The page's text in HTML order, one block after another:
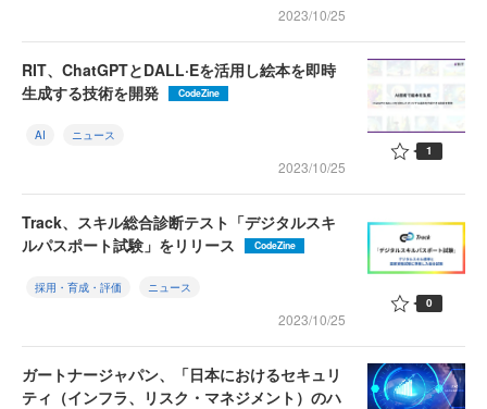
2023/10/25
RIT、ChatGPTとDALL·Eを活用し絵本を即時
生成する技術を開発
CodeZine
AI ニュース
2023/10/25
1
Track、スキル総合診断テスト「デジタルスキ
ルパスポート試験」をリリース
CodeZine
採用・育成・評価 ニュース
2023/10/25
0
ガートナージャパン、「日本におけるセキュリ
ティ（インフラ、リスク・マネジメント）のハ